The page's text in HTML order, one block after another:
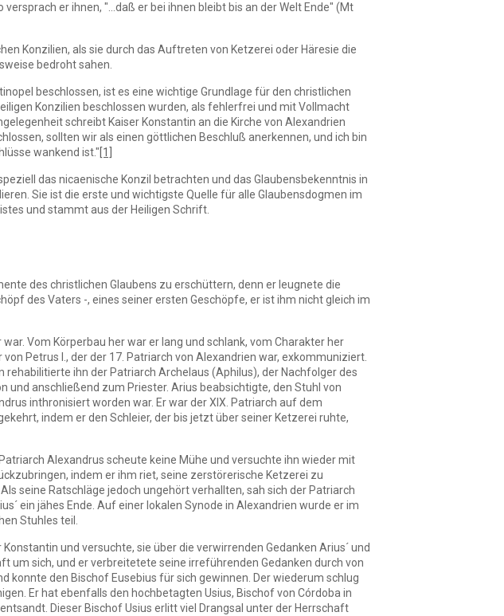
er ihnen, "...daß er bei ihnen bleibt bis an der Welt Ende" (Mt
Konzilien, als sie durch das Auftreten von Ketzerei oder Häresie die
bedroht sahen.
beschlossen, ist es eine wichtige Grundlage für den christlichen
Konzilien beschlossen wurden, als fehlerfrei und mit Vollmacht
schreibt Kaiser Konstantin an die Kirche von Alexandrien
sollten wir als einen göttlichen Beschluß anerkennen, und ich bin
wankend ist." [1]
das nicaenische Konzil betrachten und das Glaubensbekenntnis in
Sie ist die erste und wichtigste Quelle für alle Glaubensdogmen im
und stammt aus der Heiligen Schrift.
des christlichen Glaubens zu erschüttern, denn er leugnete die
des Vaters -, eines seiner ersten Geschöpfe, er ist ihm nicht gleich im
Vom Körperbau her war er lang und schlank, vom Charakter her
Petrus I., der der 17. Patriarch von Alexandrien war, exkommuniziert.
ihn der Patriarch Archelaus (Aphilus), der Nachfolger des
anschließend zum Priester. Arius beabsichtigte, den Stuhl von
inthronisiert worden war. Er war der XIX. Patriarch auf dem
indem er den Schleier, der bis jetzt über seiner Ketzerei ruhte,
Alexandrus scheute keine Mühe und versuchte ihn wieder mit
indem er ihm riet, seine zerstörerische Ketzerei zu
seine Ratschläge jedoch ungehört verhallten, sah sich der Patriarch
ein jähes Ende. Auf einer lokalen Synode in Alexandrien wurde er im
Stuhles teil.
und versuchte, sie über die verwirrenden Gedanken Arius´ und
sich, und er verbreitetete seine irreführenden Gedanken durch von
konnte den Bischof Eusebius für sich gewinnen. Der wiederum schlug
Er hat ebenfalls den hochbetagten Usius, Bischof von Córdoba in
Dieser Bischof Usius erlitt viel Drangsal unter der Herrschaft